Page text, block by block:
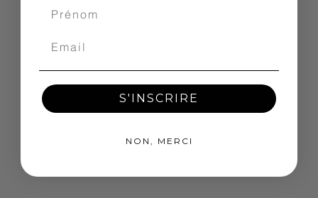
S'INSCRIRE
NON, MERCI